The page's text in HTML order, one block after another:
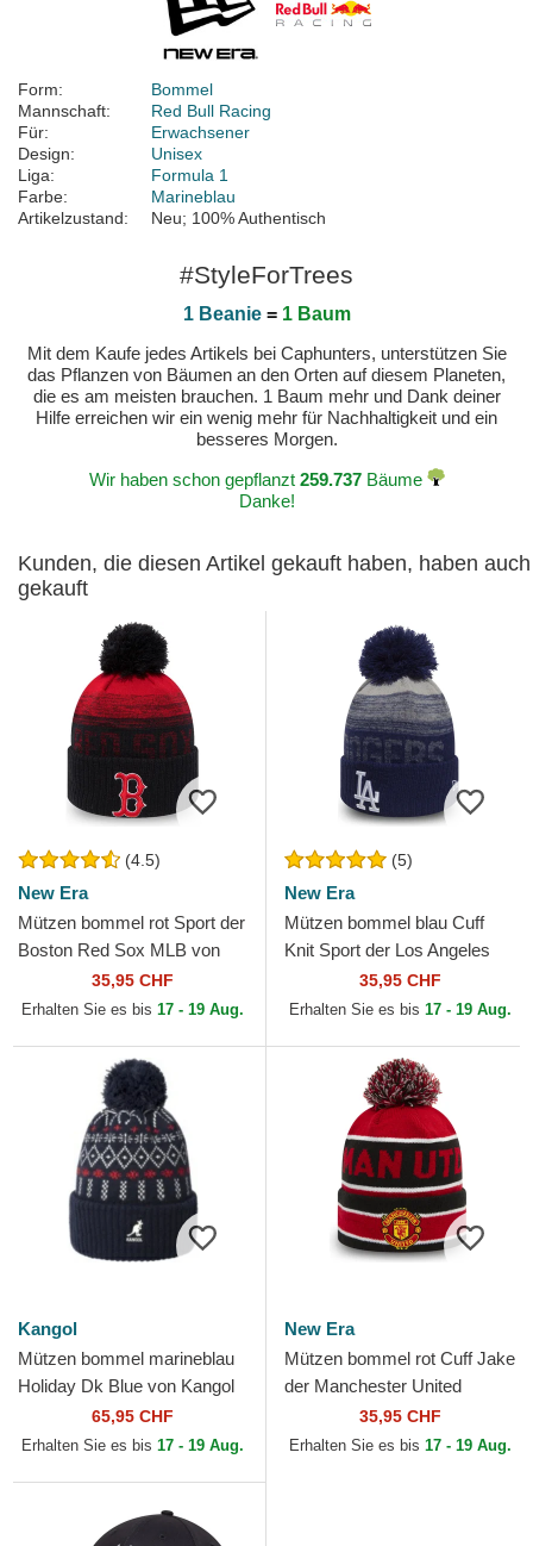
Form:
Bommel
Mannschaft:
Red Bull Racing
Für:
Erwachsener
Design:
Unisex
Liga:
Formula 1
Farbe:
Marineblau
Artikelzustand:
Neu; 100% Authentisch
#StyleForTrees
1 Beanie= 1 Baum
Mit dem Kaufe jedes Artikels bei Caphunters, unterstützen Sie
das Pflanzen von Bäumen an den Orten auf diesem Planeten,
die es am meisten brauchen. 1 Baum mehr und Dank deiner
Hilfe erreichen wir ein wenig mehr für Nachhaltigkeit und ein
besseres Morgen.
Wir haben schon gepflanzt 259.737Bäume
Danke!
Kunden, die diesen Artikel gekauft haben, haben auch
gekauft
(4.5)
New Era
Mützen bommel rot Sport der
Boston Red Sox MLB von
35,95 CHF
Erhalten Sie es bis 17 - 19 Aug.
(5)
New Era
Mützen bommel blau Cuff
Knit Sport der Los Angeles
Dodgers MLB von New Era
35,95 CHF
Erhalten Sie es bis 17 - 19 Aug.
Kangol
Mützen bommel marineblau
Holiday Dk Blue von Kangol
65,95 CHF
Erhalten Sie es bis 17 - 19 Aug.
New Era
Mützen bommel rot Cuff Jake
der Manchester United
Football Club Premier League
von New Era
35,95 CHF
Erhalten Sie es bis 17 - 19 Aug.